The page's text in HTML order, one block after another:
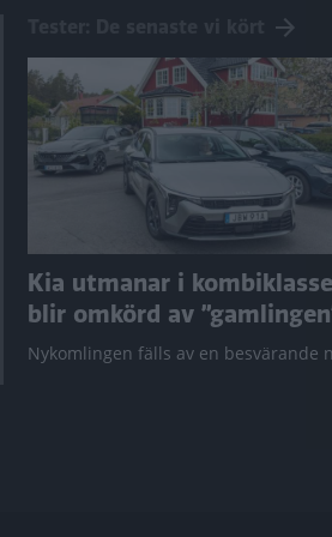
Kia utmanar i
blir omkörd av
Nykomlingen fälls av en besvärande